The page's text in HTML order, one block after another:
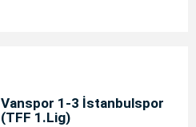
Vanspor 1-3 İstanbulspor
(TFF 1.Lig)